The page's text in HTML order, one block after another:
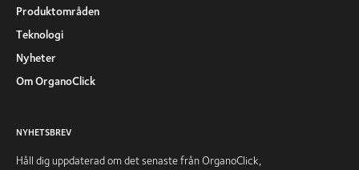
Produktområden
Teknologi
Nyheter
Om OrganoClick
NYHETSBREV
Håll dig uppdaterad om det senaste från OrganoClick,